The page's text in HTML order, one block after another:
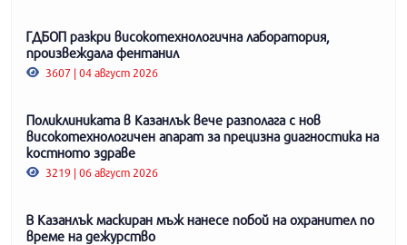
ГДБОП разкри високотехнологична лаборатория,
произвеждала фентанил
3607 | 04 август 2026
Поликлиниката в Казанлък вече разполага с нов
високотехнологичен апарат за прецизна диагностика на
костното здраве
3219 | 06 август 2026
В Казанлък маскиран мъж нанесе побой на охранител по
време на дежурство